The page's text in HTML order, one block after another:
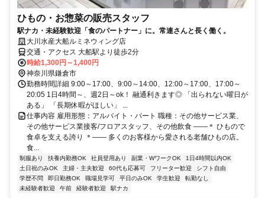
ひもの・お惣菜の販売スタッフ
駅ナカ・未経験歓迎「食のパートナー」に。常連さんと長く働く。
大川水産大船ルミネウィング店
交通・アクセス 大船駅より徒歩2分
時給1,300円～1,400円
神奈川県鎌倉市
勤務時間詳細 9:00～17:00、9:00～14:00、12:00～17:00、17:00～
20:05 1日4時間～、週2日～ok！ 融通利きます◎ 「出られない曜日が
ある」 「長期休暇がほしい」 ...
仕事内容 雇用形態：アルバイト・パート 職種：その他サービス業、
その他サービス業接客/フロアスタッフ、その他飲食 ――＊ ひもので
食卓を支える誇り ＊―― 多くのお客様から愛される老舗ひもの店。
食...
制服あり 扶養内勤務OK 社員登用あり 副業・WワークOK
1日4時間以内OK
土日祝のみOK
主婦・主夫歓迎 60代も応募可 フリーター歓迎
シフト自由
学歴不問
即日勤務OK 職場見学可 平日のみOK 学生歓迎
転勤なし
未経験者歓迎
午前 経験者歓迎 駅ナカ